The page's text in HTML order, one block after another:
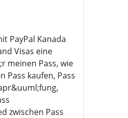
PayPal Kanada
Visas eine
meinen Pass, wie
Pass kaufen, Pass
zwischen Pass